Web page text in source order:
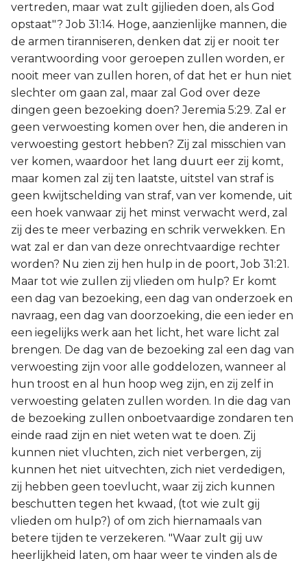
vertreden, maar wat zult gijlieden doen, als God
opstaat"? Job 31:14. Hoge, aanzienlijke mannen, die
de armen tiranniseren, denken dat zij er nooit ter
verantwoording voor geroepen zullen worden, er
nooit meer van zullen horen, of dat het er hun niet
slechter om gaan zal, maar zal God over deze
dingen geen bezoeking doen? Jeremia 5:29. Zal er
geen verwoesting komen over hen, die anderen in
verwoesting gestort hebben? Zij zal misschien van
ver komen, waardoor het lang duurt eer zij komt,
maar komen zal zij ten laatste, uitstel van straf is
geen kwijtschelding van straf, van ver komende, uit
een hoek vanwaar zij het minst verwacht werd, zal
zij des te meer verbazing en schrik verwekken. En
wat zal er dan van deze onrechtvaardige rechter
worden? Nu zien zij hen hulp in de poort, Job 31:21.
Maar tot wie zullen zij vlieden om hulp? Er komt
een dag van bezoeking, een dag van onderzoek en
navraag, een dag van doorzoeking, die een ieder en
een iegelijks werk aan het licht, het ware licht zal
brengen. De dag van de bezoeking zal een dag van
verwoesting zijn voor alle goddelozen, wanneer al
hun troost en al hun hoop weg zijn, en zij zelf in
verwoesting gelaten zullen worden. In die dag van
de bezoeking zullen onboetvaardige zondaren ten
einde raad zijn en niet weten wat te doen. Zij
kunnen niet vluchten, zich niet verbergen, zij
kunnen het niet uitvechten, zich niet verdedigen,
zij hebben geen toevlucht, waar zij zich kunnen
beschutten tegen het kwaad, (tot wie zult gij
vlieden om hulp?) of om zich hiernamaals van
betere tijden te verzekeren. "Waar zult gij uw
heerlijkheid laten, om haar weer te vinden als de